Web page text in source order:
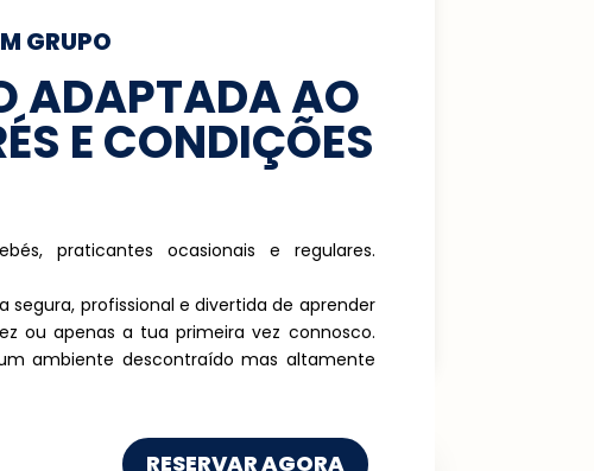
GRUPO
ADAPTADA AO
E CONDIÇÕES
praticantes ocasionais e regulares.
segura, profissional e divertida de aprender
ou apenas a tua primeira vez connosco.
ambiente descontraído mas altamente
RESERVAR AGORA